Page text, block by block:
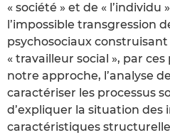
« société » et de « l’individu
l’impossible transgression
psychosociaux
« travailleur social », par
notre approche, l’analyse
caractériser les processus
d’expliquer la situation des
caractéristiques